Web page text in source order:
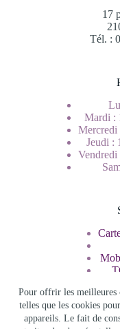
Pour offrir les meilleures
telles que les cookies
appareils. Le fait de
17
Tél. :
Mardi :
Mercredi
Jeudi :